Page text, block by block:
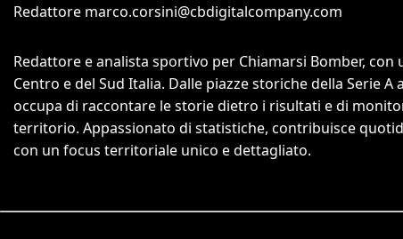
Redattore marco.corsini@cbdigitalcompany.com
Redattore e analista sportivo per Chiamarsi Bomber,
Centro e del Sud Italia. Dalle piazze storiche della Serie
occupa di raccontare le storie dietro i risultati e di
territorio. Appassionato di statistiche, contribuisce
con un focus territoriale unico e dettagliato.